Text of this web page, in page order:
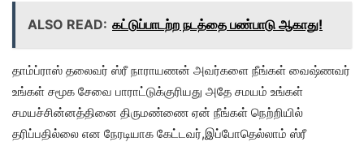
ALSO READ: கட்டுப்பாடற்ற நடத்தை பண்பாடு ஆகாது!
தாம்ப்ராஸ் தலைவர் ஸ்ரீ நாராயணன் அவர்களை நீங்கள் வைஷ்ணவர்
உங்கள் சமூக சேவை பாராட்டுக்குரியது அதே சமயம் உங்கள்
சமயச்சின்னத்தினை திருமண்ணை ஏன் நீங்கள் நெற்றியில்
தரிப்பதில்லை என நேரடியாக கேட்டவர்,இப்போதெல்லாம் ஸ்ரீ